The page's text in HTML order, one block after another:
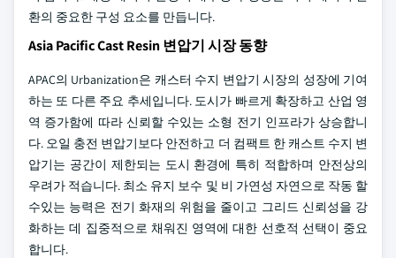
환의 중요한 구성 요소를 만듭니다.
Asia Pacific Cast Resin 변압기 시장 동향
APAC의 Urbanization은 캐스터 수지 변압기 시장의 성장에 기여
하는 또 다른 주요 추세입니다. 도시가 빠르게 확장하고 산업 영
역 증가함에 따라 신뢰할 수있는 소형 전기 인프라가 상승합니
다. 오일 충전 변압기보다 안전하고 더 컴팩트 한 캐스트 수지 변
압기는 공간이 제한되는 도시 환경에 특히 적합하며 안전상의
우려가 적습니다. 최소 유지 보수 및 비 가연성 자연으로 작동 할
수있는 능력은 전기 화재의 위험을 줄이고 그리드 신뢰성을 강
화하는 데 집중적으로 채워진 영역에 대한 선호적 선택이 중요
합니다.